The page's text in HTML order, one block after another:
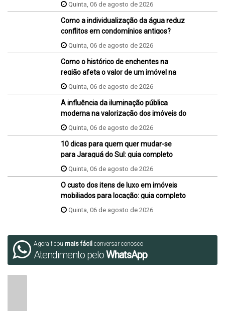
Quinta, 06 de agosto de 2026
Como a individualização da água reduz
conflitos em condomínios antigos?
Quinta, 06 de agosto de 2026
Como o histórico de enchentes na
região afeta o valor de um imóvel na
hora da venda ou da compra?
Quinta, 06 de agosto de 2026
A influência da iluminação pública
moderna na valorização dos imóveis do
bairroQuinta, 06 de agosto de 2026
10 dicas para quem quer mudar-se
para Jaraguá do Sul: guia completo
Quinta, 06 de agosto de 2026
O custo dos itens de luxo em imóveis
mobiliados para locação: guia completo
Quinta, 06 de agosto de 2026
Agora ficou mais fácil conversar conosco
Atendimento peloWhatsApp